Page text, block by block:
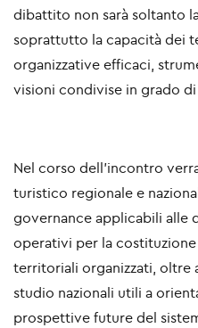
dibattito non sarà soltanto
soprattutto la capacità dei
organizzative efficaci,
visioni condivise in grado
Nel corso dell’incontro
turistico regionale e
governance applicabili alle
operativi per la
territoriali organizzati, oltre
studio nazionali utili a
prospettive future del